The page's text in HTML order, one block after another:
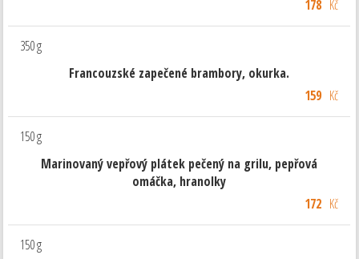
178 Kč
350 g
Francouzské zapečené brambory, okurka.
159Kč
150 g
Marinovaný vepřový plátek pečený na grilu, pepřová
omáčka, hranolky
172 Kč
150 g